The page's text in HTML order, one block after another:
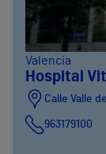
Valencia
Hospital
Calle Valle
963179100